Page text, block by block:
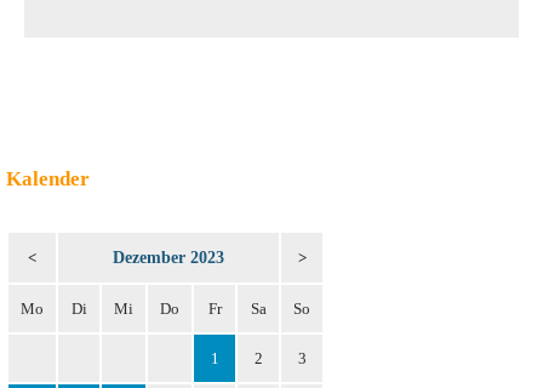
Kalender
< Dezember 2023 >
Mo Di Mi Do Fr Sa So
1 2 3